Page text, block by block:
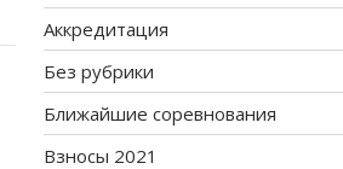
Аккредитация
Без рубрики
Ближайшие соревнования
Взносы 2021